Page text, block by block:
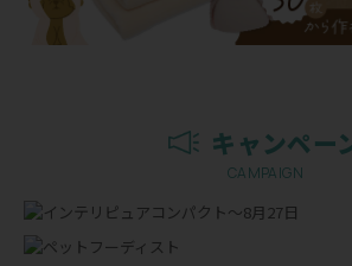
キャンペー
CAMPAIGN